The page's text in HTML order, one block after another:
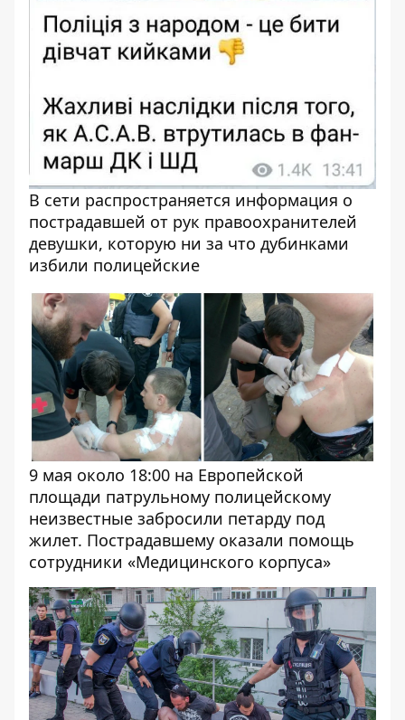
В сети распространяется информация о
пострадавшей от рук правоохранителей
девушки, которую ни за что дубинками
избили полицейские
9 мая около 18:00 на Европейской
площади патрульному полицейскому
неизвестные забросили петарду под
жилет. Пострадавшему оказали помощь
сотрудники «Медицинского корпуса»